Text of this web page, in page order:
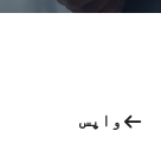
واپس